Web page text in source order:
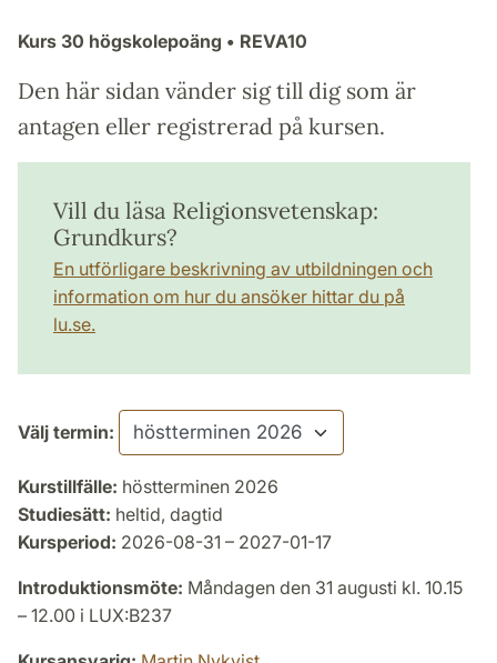
Kurs 30 högskolepoäng • REVA10
Den här sidan vänder sig till dig som är
antagen eller registrerad på kursen.
Vill du läsa Religionsvetenskap:
Grundkurs?
En utförligare beskrivning av utbildningen och
information om hur du ansöker hittar du på
lu.se.
Välj termin:
Kurstillfälle: höstterminen 2026
Studiesätt: heltid, dagtid
Kursperiod: 2026-08-31 – 2027-01-17
Introduktionsmöte: Måndagen den 31 augusti kl. 10.15
– 12.00 i LUX:B237